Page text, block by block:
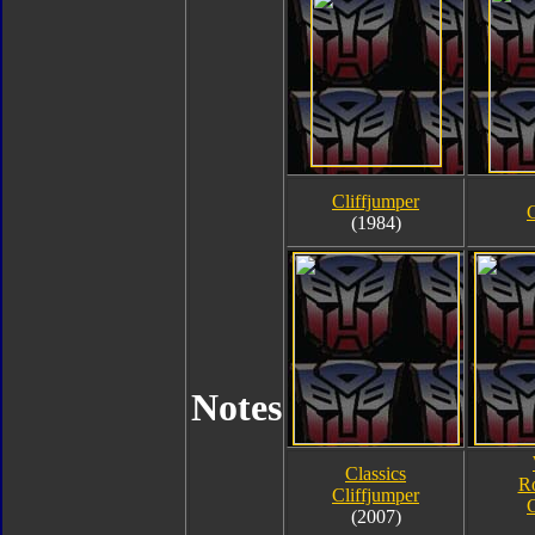
Notes
Cliffjumper
(1984)
Classics
Cliffjumper
(2007)